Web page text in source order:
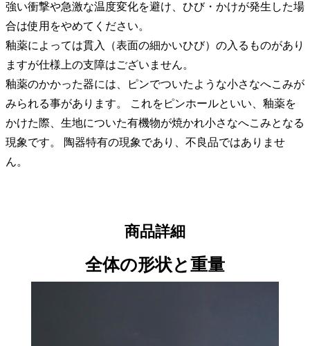
強い衝撃や急激な温度変化を避け、ひび・かけが発生した場
合は使用をやめてください。
釉薬によっては貫入（表面の細かいひび）の入るものがあり
ますが仕様上の支障はございません。
釉薬のかかった器には、ピンでついたような小さなへこみが
みられる事があります。 これをピンホールといい、釉薬を
かけた際、生地についた有機物が焼かれ小さなへこみとなる
現象です。 陶器特有の現象であり、不良品ではありませ
ん。
商品詳細
全体の形状と重量